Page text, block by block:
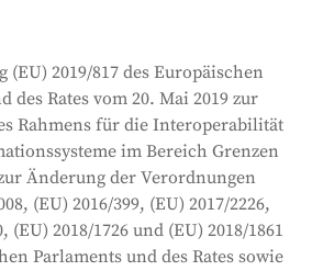
(EU) 2019/817 des Europäischen
des Rates vom 20. Mai 2019 zur
Rahmens für die Interoperabilität
im Bereich Grenzen
Änderung der Verordnungen
(EU) 2016/399, (EU) 2017/2226,
(EU) 2018/1726 und (EU) 2018/1861
Parlaments und des Rates sowie